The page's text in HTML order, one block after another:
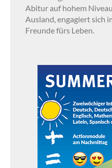
Abitur auf hohem
Ausland, engagiert sich
Freunde fürs Leben.